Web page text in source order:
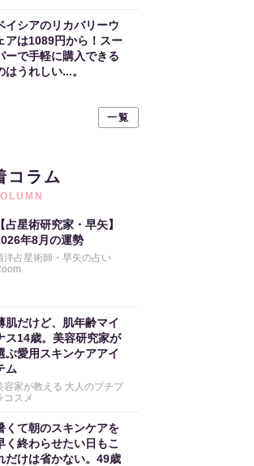
イシアのリカバリーウ
アは1089円から！スー
ーで手軽に購入できる
はうれしい...。
一覧
コラム
【占星術研究家・早矢】
年8月の運勢
洋占星術師・早矢の占い
肌だけど、肌年齢マイ
ス14歳。美容研究家が
ぶ愛用スキンケアアイ
ム
容家が教える 大人のプチプ
コスメ
くて朝のスキンケアを
く終わらせたい日もこ
だけは省かない。49歳